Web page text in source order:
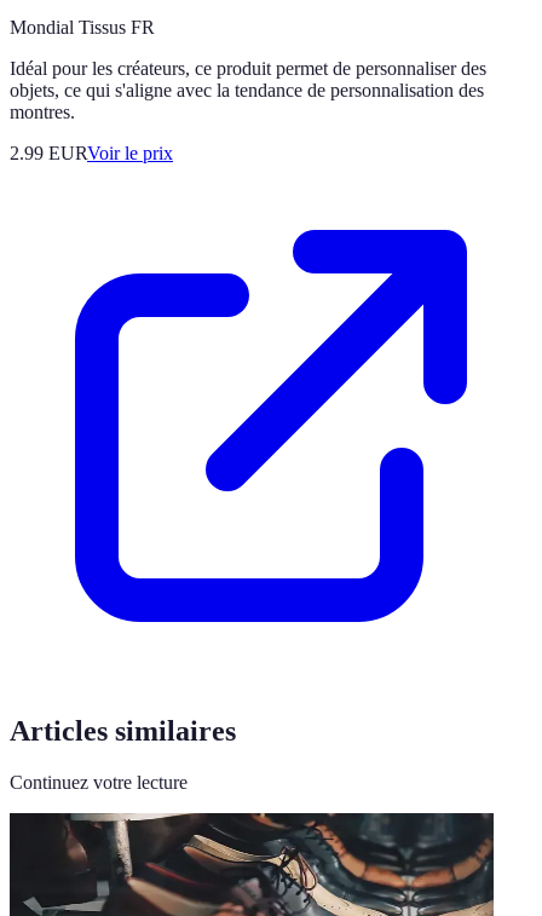
Mondial Tissus FR
Idéal pour les créateurs, ce produit permet de personnaliser des
objets, ce qui s'aligne avec la tendance de personnalisation des
montres.
2.99 EURVoir le prix
Articles similaires
Continuez votre lecture